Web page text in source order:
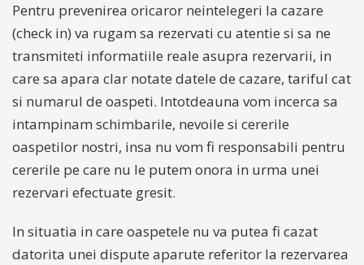
Pentru prevenirea oricaror neintelegeri la cazare
(check in) va rugam sa rezervati cu atentie si sa ne
transmiteti informatiile reale asupra rezervarii, in
care sa apara clar notate datele de cazare, tariful cat
si numarul de oaspeti. Intotdeauna vom incerca sa
intampinam schimbarile, nevoile si cererile
oaspetilor nostri, insa nu vom fi responsabili pentru
cererile pe care nu le putem onora in urma unei
rezervari efectuate gresit.
In situatia in care oaspetele nu va putea fi cazat
datorita unei dispute aparute referitor la rezervarea